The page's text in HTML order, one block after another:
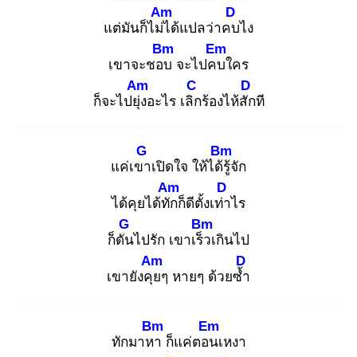
แต่มันก็ไม่ไ
Am
ด้แปลว่าคบ
D
ไง
เขาจะชอบ
Bm
จะไปคบ
Em
ใคร
ก็จะไปยุ่ง
Am
อะไร เลิก
C
ร้องไห้สัก
D
ที
แค่เขา
G
เปิดใจ ให้ได้รู้
Bm
จัก
ได้คุยได้ทัก
Am
ก็ดีตั้งเท่า
D
ไร
ก็ดัน
G
ไปรัก เขาเร็ว
Bm
เกินไป
เขายังคุย
Am
ๆ หายๆ ด้วยซ้ำ
D
ทักมาหา
Bm
ก็แค่ตอน
Em
เหงา